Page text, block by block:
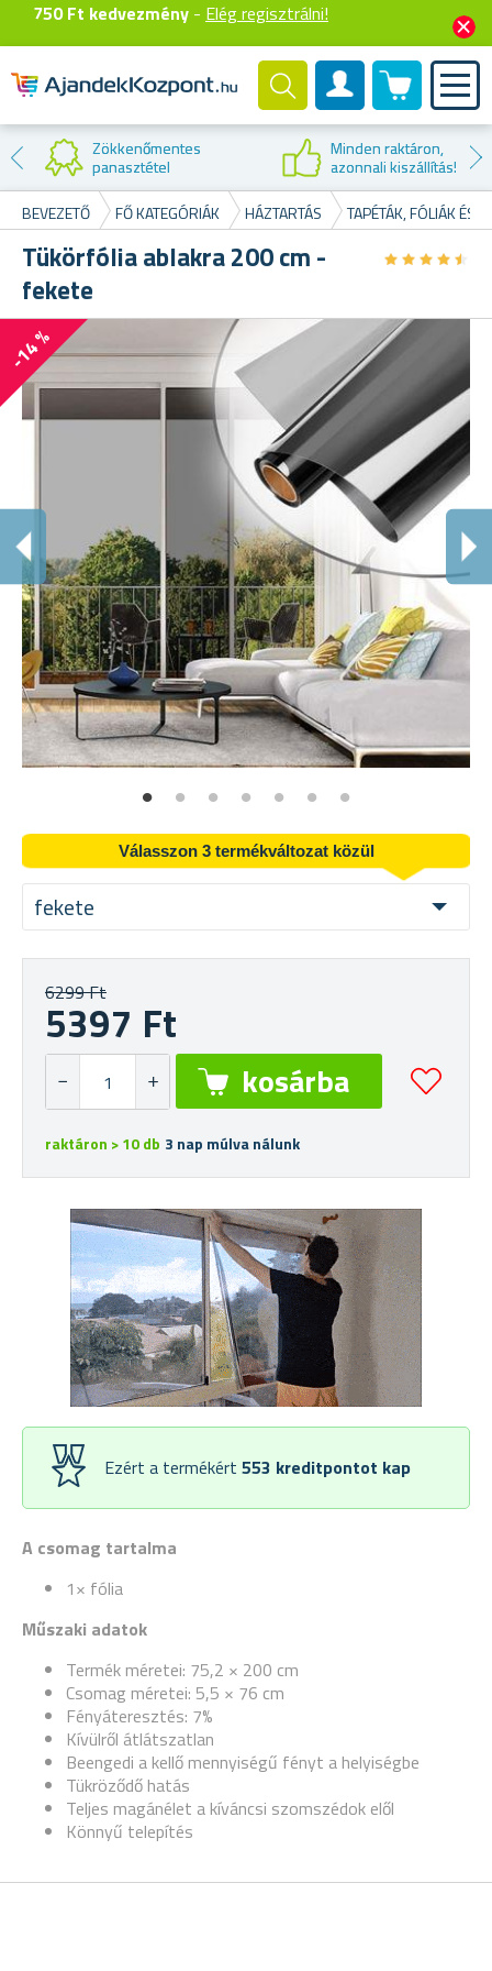
750 Ft kedvezmény - Elég regisztrálni!
Felhasználók fiók
0 termék
Kedvezmény az
első vásárláskor
BEVEZETŐ FŐ KATEGÓRIÁK HÁZTARTÁS TAPÉTÁK, FÓLIÁK ÉS
Tükörfólia ablakra 200 cm -
fekete
★★★★★
★★★★★
-14 %
Válasszon 3 termékváltozat közül
fekete
A csomag tartalma
1× fólia
Műszaki adatok
Termék méretei: 75,2 × 200 cm
Csomag méretei: 5,5 × 76 cm
Fényáteresztés: 7%
Kívülről átlátszatlan
Beengedi a kellő mennyiségű fényt a helyiségbe
Tükröződő hatás
Teljes magánélet a kíváncsi szomszédok elől
Könnyű telepítés
6299 Ft
5397 Ft
raktáron > 10 db 3 nap múlva nálunk
Ezért a termékért 553 kreditpontot kap